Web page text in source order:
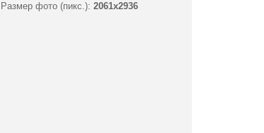
Размер фото (пикс.): 2061x2936